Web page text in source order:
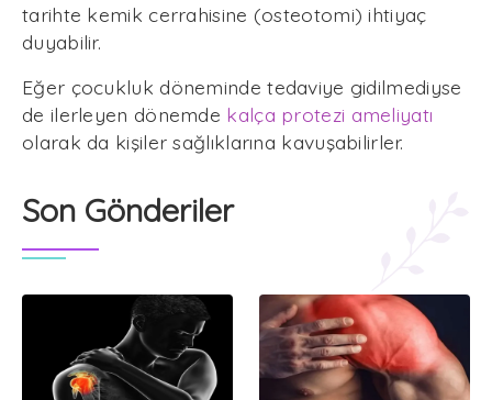
tarihte kemik cerrahisine (osteotomi) ihtiyaç
duyabilir.
Eğer çocukluk döneminde tedaviye gidilmediyse
de ilerleyen dönemde kalça protezi ameliyatı
olarak da kişiler sağlıklarına kavuşabilirler.
Son Gönderiler